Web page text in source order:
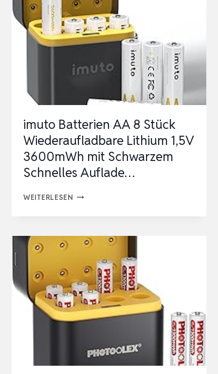
12ER-
PACK
MIT
SLOT
SCHNELLLADEGERÄT,
LANGLEBIGE
imuto Batterien AA 8 Stück
Wiederaufladbare Lithium 1,5V
3600mWh mit Schwarzem
Schnelles Auflade…
WEITERLESEN IMUTO
WIEDERAUFLADBARE
LITHIUM
1,5V
3600MWH
SCHNELLES